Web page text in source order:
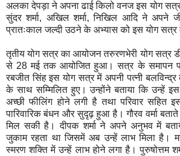
अलका देपड़ा ने अपना ढाई किलो वनज इस योग
सुंदर शर्मा, अखिल शर्मा, निखिल आदि ने अपने
प्रातःकाल जल्दी उठने के अभ्यास को इस योग सत्र
तृतीय योग सत्र का आयोजन तरुरणभेरी योग सत्र
से 28 मई तक आयोजित हुआ। सत्र के समापन
रबजीत सिंह इस योग सत्र में अपनी पत्नी
के साथ सम्मिलित हुए। उन्होंने बताया कि उन्हें
अच्छी फीलिंग होने लगी है तथा परिवार सहित
पारिवारिक बंधन और सुदृढ़ हुआ है। गौरव वर्मा
मिल सकी है। दीपक शर्मा ने अपने अनुभव में
जुकाम रहता था जिसमें अब उन्हें लाभ मिला है।
स्मरण शक्ति में उन्हें लाभ होने लगा है। पुरुषोत्तम